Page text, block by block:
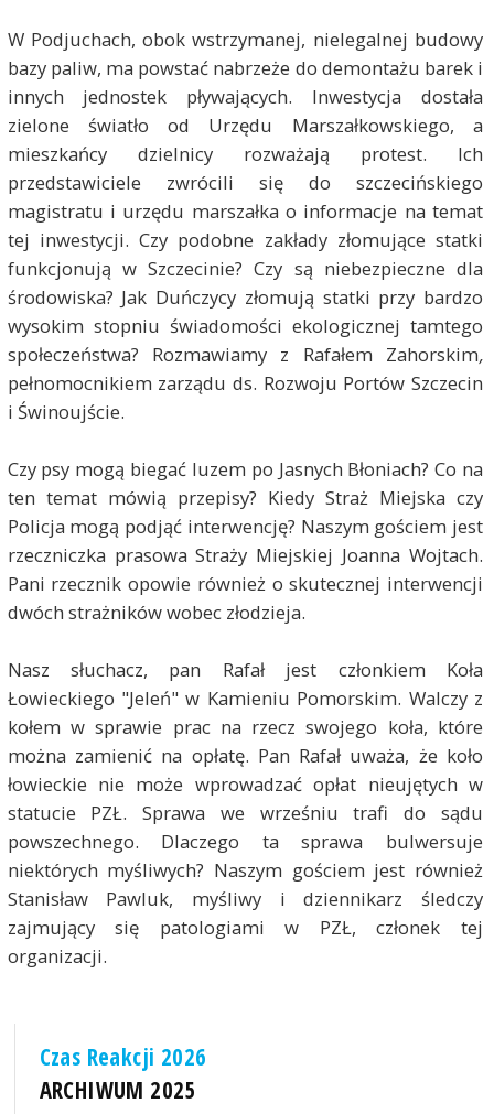
W Podjuchach, obok wstrzymanej, nielegalnej budowy
bazy paliw, ma powstać nabrzeże do demontażu barek i
innych jednostek pływających. Inwestycja dostała
zielone światło od Urzędu Marszałkowskiego, a
mieszkańcy dzielnicy rozważają protest. Ich
przedstawiciele zwrócili się do szczecińskiego
magistratu i urzędu marszałka o informacje na temat
tej inwestycji. Czy podobne zakłady złomujące statki
funkcjonują w Szczecinie? Czy są niebezpieczne dla
środowiska? Jak Duńczycy złomują statki przy bardzo
wysokim stopniu świadomości ekologicznej tamtego
społeczeństwa? Rozmawiamy z Rafałem Zahorskim,
pełnomocnikiem zarządu ds. Rozwoju Portów Szczecin
i Świnoujście.
Czy psy mogą biegać luzem po Jasnych Błoniach? Co na
ten temat mówią przepisy? Kiedy Straż Miejska czy
Policja mogą podjąć interwencję? Naszym gościem jest
rzeczniczka prasowa Straży Miejskiej Joanna Wojtach.
Pani rzecznik opowie również o skutecznej interwencji
dwóch strażników wobec złodzieja.
Nasz słuchacz, pan Rafał jest członkiem Koła
Łowieckiego "Jeleń" w Kamieniu Pomorskim. Walczy z
kołem w sprawie prac na rzecz swojego koła, które
można zamienić na opłatę. Pan Rafał uważa, że koło
łowieckie nie może wprowadzać opłat nieujętych w
statucie PZŁ. Sprawa we wrześniu trafi do sądu
powszechnego. Dlaczego ta sprawa bulwersuje
niektórych myśliwych? Naszym gościem jest również
Stanisław Pawluk, myśliwy i dziennikarz śledczy
zajmujący się patologiami w PZŁ, członek tej
organizacji.
Czas Reakcji 2026
ARCHIWUM 2025